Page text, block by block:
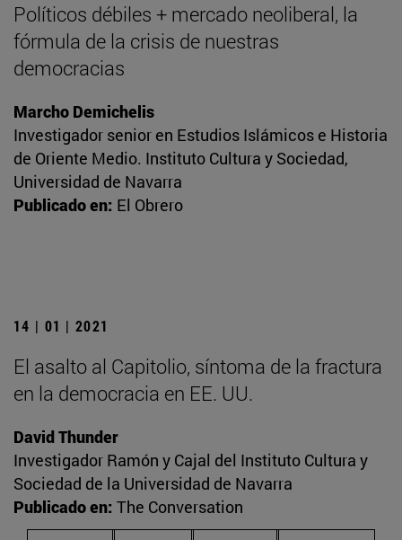
Políticos débiles + mercado neoliberal, la
fórmula de la crisis de nuestras
democracias
Marcho Demichelis
Investigador senior en Estudios Islámicos e Historia
de Oriente Medio. Instituto Cultura y Sociedad,
Universidad de Navarra
Publicado en: El Obrero
14 | 01 | 2021
El asalto al Capitolio, síntoma de la fractura
en la democracia en EE. UU.
David Thunder
Investigador Ramón y Cajal del Instituto Cultura y
Sociedad de la Universidad de Navarra
Publicado en: The Conversation